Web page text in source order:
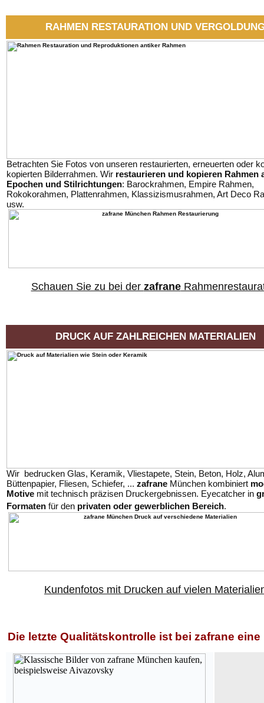
RAHMEN RESTAURATION UND
Betrachten Sie Fotos von unseren restaurierten, erneuerten oder
kopierten Bilderrahmen. Wir restaurieren und kopieren Rahmen
Epochen und Stilrichtungen: Barockrahmen, Empire Rahmen,
Rokokorahmen, Plattenrahmen, Klassizismusrahmen, Art Deco
usw.
Schauen Sie zu bei der zafrane
DRUCK AUF ZAHLREICHEN MATERIALIEN
Wir bedrucken Glas, Keramik, Vliestapete, Stein, Beton, Holz,
Büttenpapier, Fliesen, Schiefer, ... zafrane München kombiniert
Motive mit technisch präzisen Druckergebnissen. Eyecatcher in
Formaten für den privaten oder gewerblichen Bereich.
Kundenfotos mit Drucken auf vielen
Die letzte Qualitätskontrolle ist bei zafrane